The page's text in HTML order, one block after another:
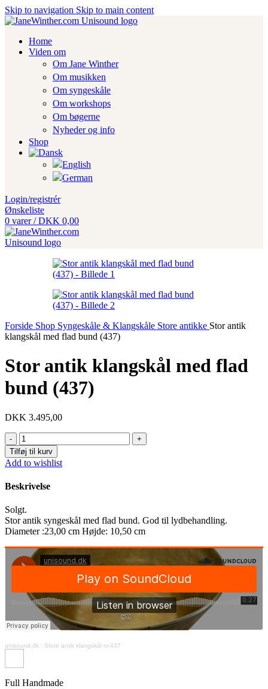
Skip to navigation Skip to main content
Home
Viden om
Om Jane Winther
Om musikken
Om syngeskåle
Om workshops
Om bøgerne
Nyheder og info
Shop
Login/registrér
Ønskeliste
0 varer / DKK 0,00
Forside Shop Syngeskåle & Klangskåle Store antikke Stor antik
klangskål med flad bund (437)
Stor antik klangskål med flad
bund (437)
DKK 3.495,00
Stor
antik
klangskål
med
flad
bund
antal
Tilføj til kurv
Add to wishlist
Beskrivelse
Solgt.
Stor antik syngeskål med flad bund. God til lydbehandling.
Diameter :23,00 cm Højde: 10,50 cm
unisound.dk · Store antik klangskål nr.437
Full Handmade